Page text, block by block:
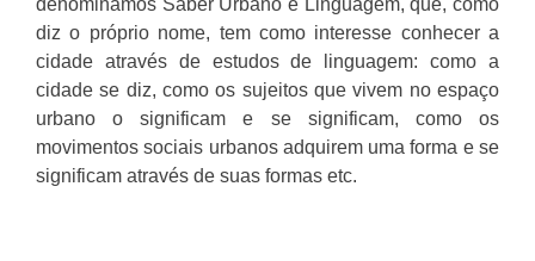
denominamos Saber Urbano e Linguagem, que, como
diz o próprio nome, tem como interesse conhecer a
cidade através de estudos de linguagem: como a
cidade se diz, como os sujeitos que vivem no espaço
urbano o significam e se significam, como os
movimentos sociais urbanos adquirem uma forma e se
significam através de suas formas etc.